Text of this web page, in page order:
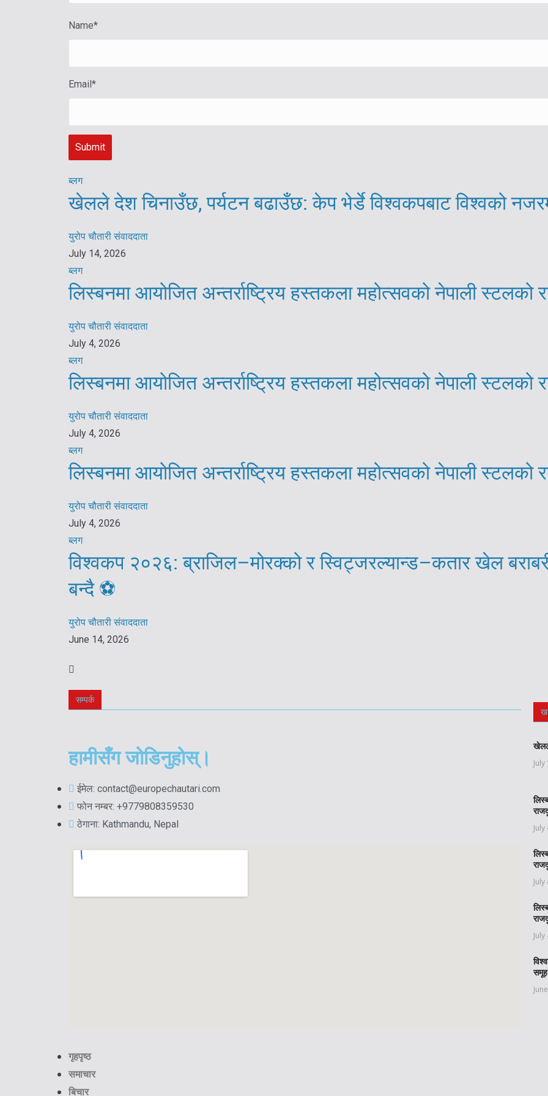
Name*
Email*
ब्लग
खेलले देश चिनाउँछ, पर्यटन बढाउँछ: केप भेर्डे विश्वकपबाट विश्वको
युरोप चौतारी संवाददाता
July 14, 2026
ब्लग
लिस्बनमा आयोजित अन्तर्राष्ट्रिय हस्तकला महोत्सवको नेपाली स्टलको
युरोप चौतारी संवाददाता
July 4, 2026
ब्लग
लिस्बनमा आयोजित अन्तर्राष्ट्रिय हस्तकला महोत्सवको नेपाली स्टलको
युरोप चौतारी संवाददाता
July 4, 2026
ब्लग
लिस्बनमा आयोजित अन्तर्राष्ट्रिय हस्तकला महोत्सवको नेपाली स्टलको
युरोप चौतारी संवाददाता
July 4, 2026
ब्लग
विश्वकप २०२६: ब्राजिल–मोरक्को र स्विट्जरल्यान्ड–कतार खेल
बन्दै ⚽️
युरोप चौतारी संवाददाता
June 14, 2026
सम्पर्क
हामीसँग जोडिनुहोस्।
ईमेल: contact@europechautari.com
फोन नम्बर: +9779808359530
ठेगाना: Kathmandu, Nepal
गृहपृष्ठ
समाचार
बिचार